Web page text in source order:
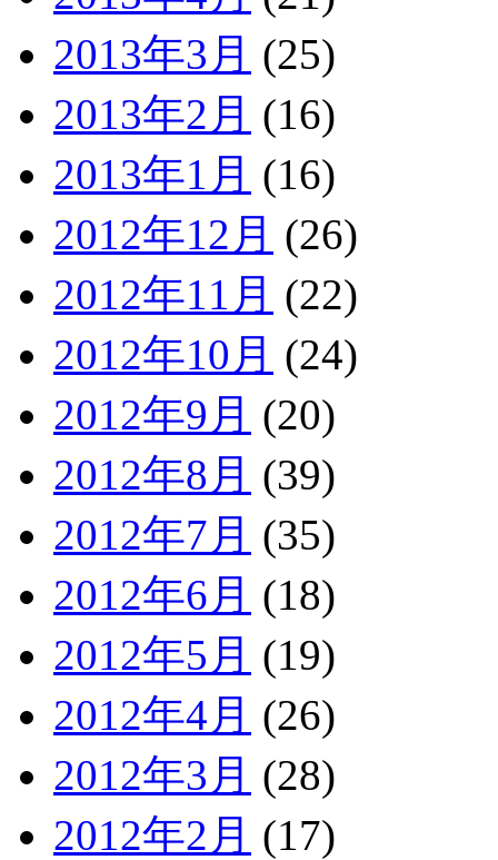
2013年3月 (25)
2013年2月 (16)
2013年1月 (16)
2012年12月 (26)
2012年11月 (22)
2012年10月 (24)
2012年9月 (20)
2012年8月 (39)
2012年7月 (35)
2012年6月 (18)
2012年5月 (19)
2012年4月 (26)
2012年3月 (28)
2012年2月 (17)